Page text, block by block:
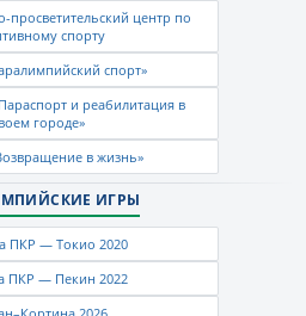
центр по
спорту
спорт»
и реабилитация в
городе»
в жизнь»
ИГРЫ
ПКР — Токио 2020
ПКР — Пекин 2022